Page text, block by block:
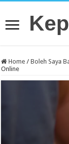
Home / Boleh Saya
Online